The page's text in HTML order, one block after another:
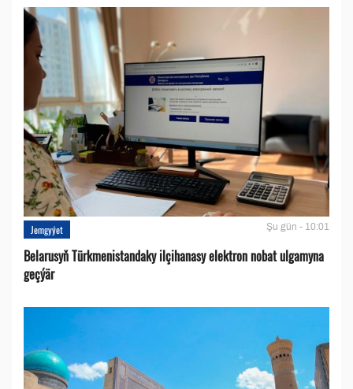
Jemgyýet Şu gün - 10:01
Belarusyň Türkmenistandaky ilçihanasy elektron nobat ulgamyna
geçýär